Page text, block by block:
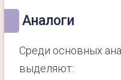
Аналоги
Среди основных
выделяют: